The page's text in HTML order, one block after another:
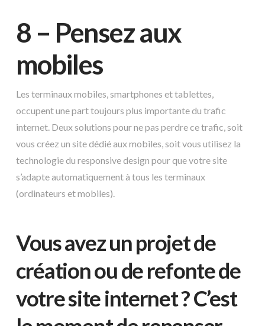
8 – Pensez aux
mobiles
Les terminaux mobiles, smartphones et tablettes,
occupent une part toujours plus importante du trafic
internet. Deux solutions pour ne pas perdre ce trafic, soit
vous créez un site dédié aux mobiles, soit vous utilisez la
technologie du responsive design pour que votre site
s’adapte automatiquement à tous les terminaux
(ordinateurs et mobiles).
Vous avez un projet de
création ou de refonte de
votre site internet ? C’est